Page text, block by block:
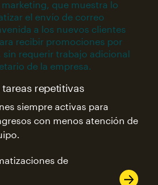
repetitivas
siempre activas para
con menos atención de
de